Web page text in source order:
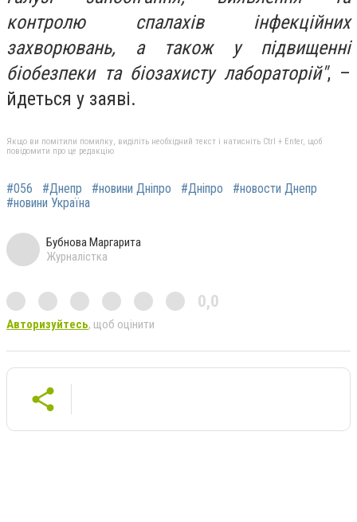
контролю спалахів інфекційних
захворювань, а також у підвищенні
біобезпеки та біозахисту лабораторій", –
йдеться у заяві.
Якщо ви помітили помилку, виділіть необхідний текст і натисніть Ctrl + Enter, щоб
повідомити про це редакцію
#056 #Днепр #новини Дніпро #Дніпро
#новости Днепр
#новини Україна
Бубнова Маргарита
Журналістка
0,0
Авторизуйтесь, щоб оцінити